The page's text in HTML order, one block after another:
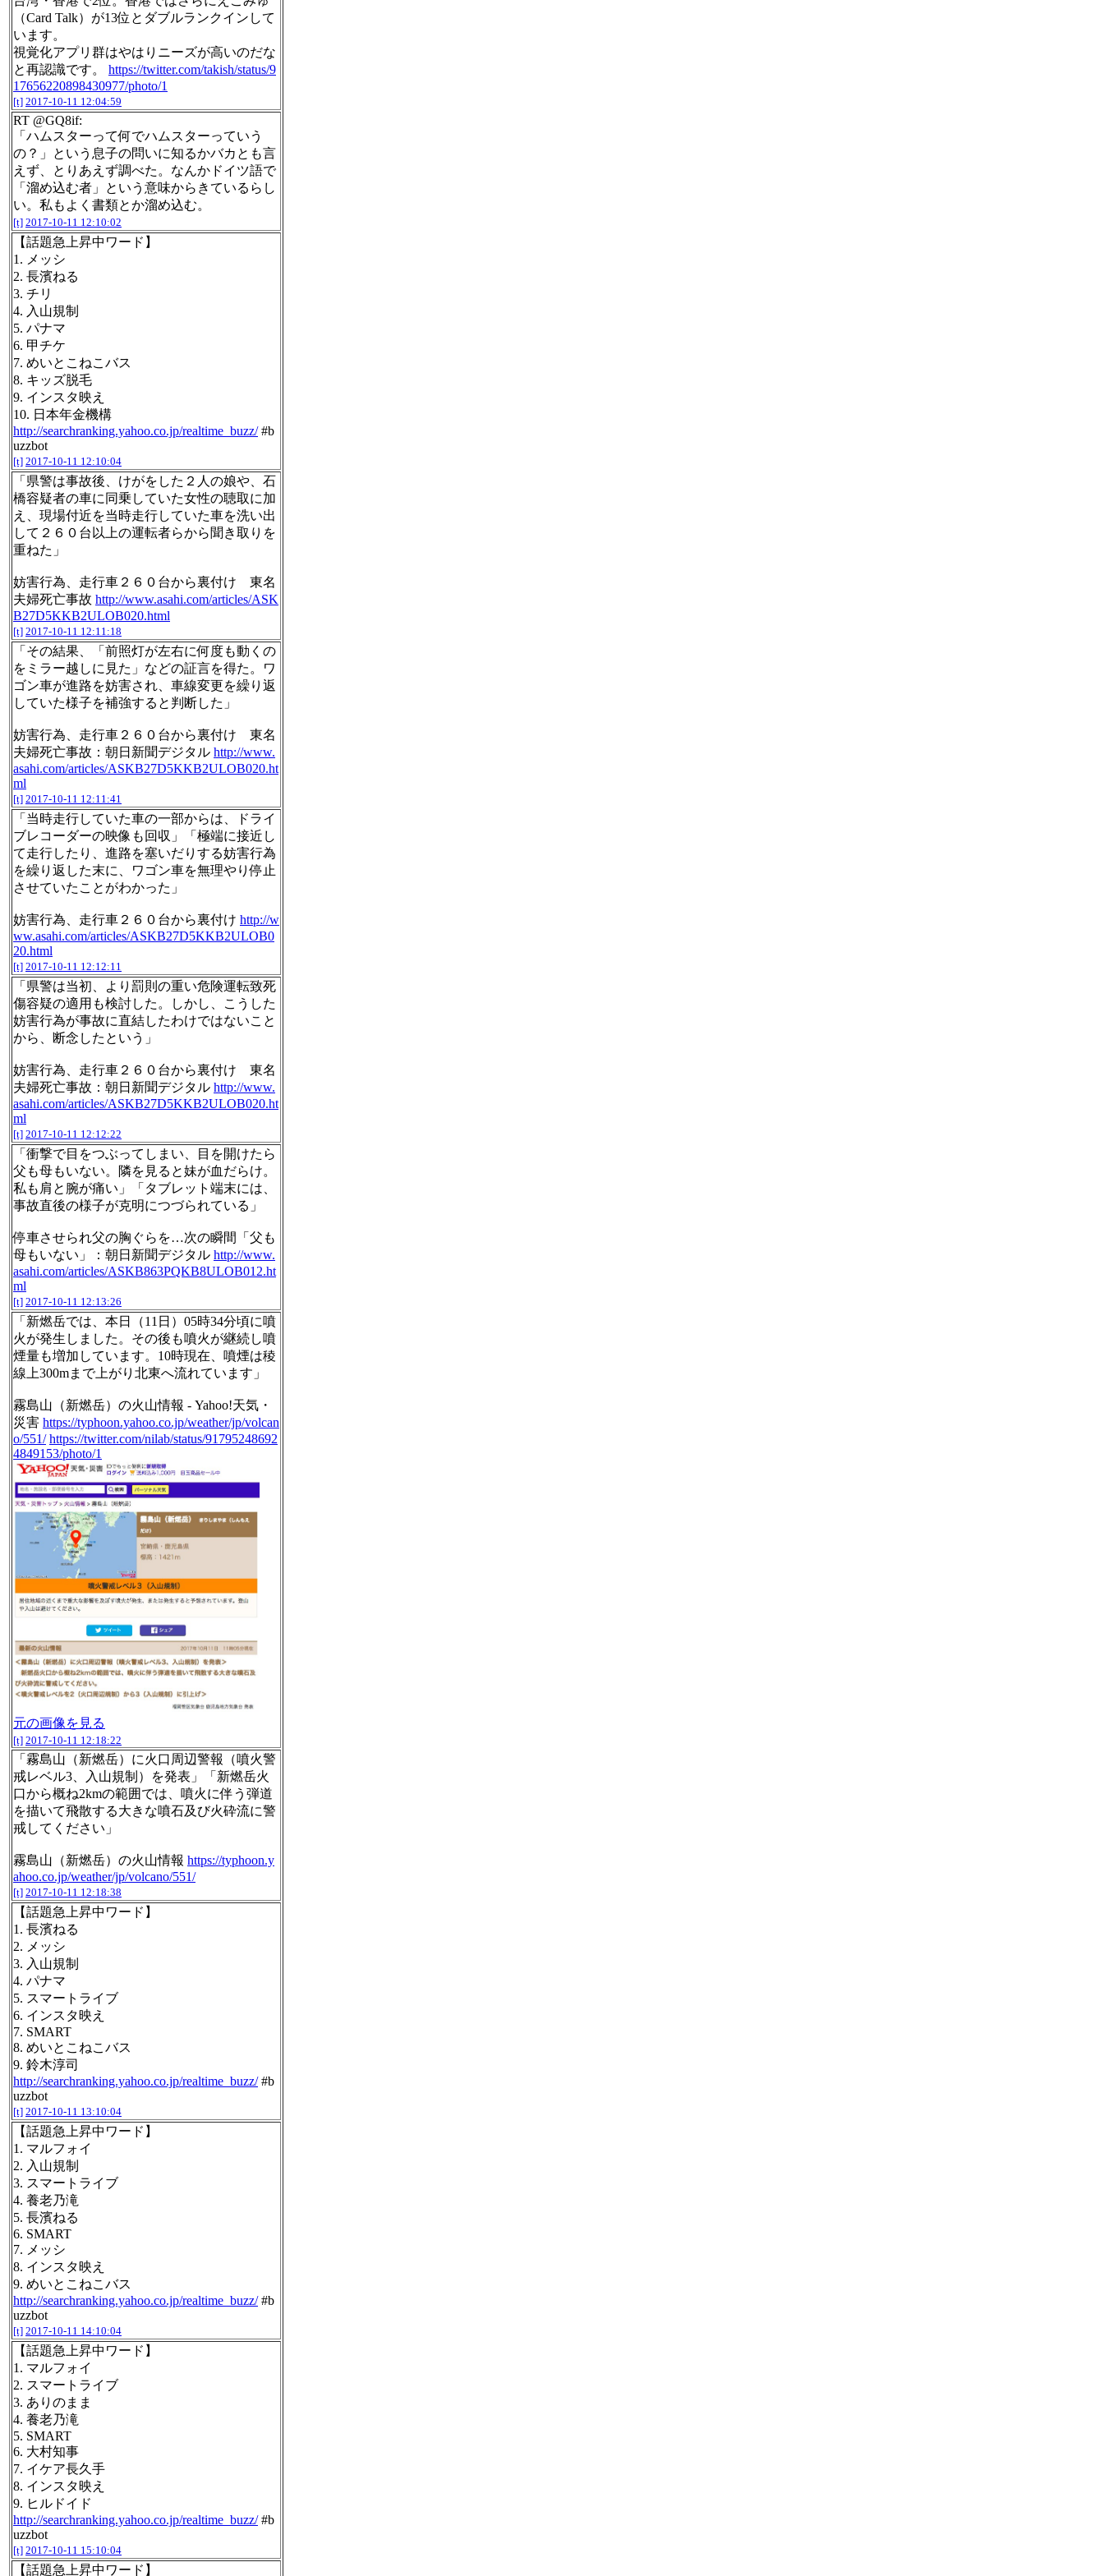
（Card Talk）が13位とダブルランクインして
います。
視覚化アプリ群はやはりニーズが高いのだな
と再認識です。 https://twitter.com/takish/status/9
17656220898430977/photo/1
[t] 2017-10-11 12:04:59
RT @GQ8if:
「ハムスターって何でハムスターっていう
の？」という息子の問いに知るかバカとも言
えず、とりあえず調べた。なんかドイツ語で
「溜め込む者」という意味からきているらし
い。私もよく書類とか溜め込む。
[t] 2017-10-11 12:10:02
【話題急上昇中ワード】
1. メッシ
2. 長濱ねる
3. チリ
4. 入山規制
5. パナマ
6. 甲チケ
7. めいとこねこバス
8. キッズ脱毛
9. インスタ映え
10. 日本年金機構
http://searchranking.yahoo.co.jp/realtime_buzz/#b
uzzbot
[t] 2017-10-11 12:10:04
「県警は事故後、けがをした２人の娘や、石
橋容疑者の車に同乗していた女性の聴取に加
え、現場付近を当時走行していた車を洗い出
して２６０台以上の運転者らから聞き取りを
重ねた」
妨害行為、走行車２６０台から裏付け 東名
夫婦死亡事故 http://www.asahi.com/articles/ASK
B27D5KKB2ULOB020.html
[t] 2017-10-11 12:11:18
「その結果、「前照灯が左右に何度も動くの
をミラー越しに見た」などの証言を得た。ワ
ゴン車が進路を妨害され、車線変更を繰り返
していた様子を補強すると判断した」
妨害行為、走行車２６０台から裏付け 東名
夫婦死亡事故：朝日新聞デジタル http://www.
asahi.com/articles/ASKB27D5KKB2ULOB020.ht
ml
[t] 2017-10-11 12:11:41
「当時走行していた車の一部からは、ドライ
ブレコーダーの映像も回収」「極端に接近し
て走行したり、進路を塞いだりする妨害行為
を繰り返した末に、ワゴン車を無理やり停止
させていたことがわかった」
妨害行為、走行車２６０台から裏付け http://w
ww.asahi.com/articles/ASKB27D5KKB2ULOB0
20.html
[t] 2017-10-11 12:12:11
「県警は当初、より罰則の重い危険運転致死
傷容疑の適用も検討した。しかし、こうした
妨害行為が事故に直結したわけではないこと
から、断念したという」
妨害行為、走行車２６０台から裏付け 東名
夫婦死亡事故：朝日新聞デジタル http://www.
asahi.com/articles/ASKB27D5KKB2ULOB020.ht
ml
[t] 2017-10-11 12:12:22
「衝撃で目をつぶってしまい、目を開けたら
父も母もいない。隣を見ると妹が血だらけ。
私も肩と腕が痛い」「タブレット端末には、
事故直後の様子が克明につづられている」
停車させられ父の胸ぐらを…次の瞬間「父も
母もいない」：朝日新聞デジタル http://www.
asahi.com/articles/ASKB863PQKB8ULOB012.ht
ml
[t] 2017-10-11 12:13:26
「新燃岳では、本日（11日）05時34分頃に噴
火が発生しました。その後も噴火が継続し噴
煙量も増加しています。10時現在、噴煙は稜
線上300mまで上がり北東へ流れています」
霧島山（新燃岳）の火山情報 - Yahoo!天気・
災害 https://typhoon.yahoo.co.jp/weather/jp/volcan
o/551/ https://twitter.com/nilab/status/91795248692
4849153/photo/1
元の画像を見る
[t] 2017-10-11 12:18:22
「霧島山（新燃岳）に火口周辺警報（噴火警
戒レベル3、入山規制）を発表」「新燃岳火
口から概ね2kmの範囲では、噴火に伴う弾道
を描いて飛散する大きな噴石及び火砕流に警
戒してください」
霧島山（新燃岳）の火山情報 https://typhoon.y
ahoo.co.jp/weather/jp/volcano/551/
[t] 2017-10-11 12:18:38
【話題急上昇中ワード】
1. 長濱ねる
2. メッシ
3. 入山規制
4. パナマ
5. スマートライブ
6. インスタ映え
7. SMART
8. めいとこねこバス
9. 鈴木淳司
http://searchranking.yahoo.co.jp/realtime_buzz/#b
uzzbot
[t] 2017-10-11 13:10:04
【話題急上昇中ワード】
1. マルフォイ
2. 入山規制
3. スマートライブ
4. 養老乃滝
5. 長濱ねる
6. SMART
7. メッシ
8. インスタ映え
9. めいとこねこバス
http://searchranking.yahoo.co.jp/realtime_buzz/#b
uzzbot
[t] 2017-10-11 14:10:04
【話題急上昇中ワード】
1. マルフォイ
2. スマートライブ
3. ありのまま
4. 養老乃滝
5. SMART
6. 大村知事
7. イケア長久手
8. インスタ映え
9. ヒルドイド
http://searchranking.yahoo.co.jp/realtime_buzz/#b
uzzbot
[t] 2017-10-11 15:10:04
【話題急上昇中ワード】